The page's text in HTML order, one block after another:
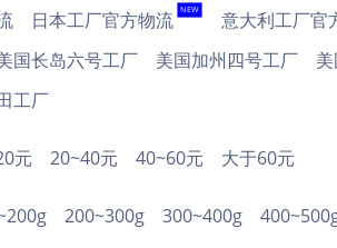
日本工厂官方物流 NEW 意大利工厂官
国长岛六号工厂 美国加州四号工厂
工厂
元 20~40元 40~60元 大于60元
200~300g 300~400g